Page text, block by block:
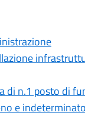
di n.1 posto di
e